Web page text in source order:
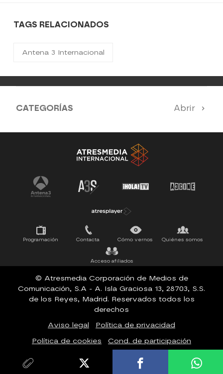
TAGS RELACIONADOS
Antena 3 Internacional
CATEGORÍAS Abrir
Antena 3 Noticias El Hormiguero
La Ruleta de la Suerte Tu cara me suena
Pasapalabra
Programación Contacta Cómo vernos Quiénes somos
Acceso afiliados
© Atresmedia Corporación de Medios de
Comunicación, S.A - A. Isla Graciosa 13, 28703, S.S.
de los Reyes, Madrid. Reservados todos los
derechos
Aviso legal
Política de privacidad
Política de cookies
Cond. de participación
Configuración de privacidad
Accesibilidad